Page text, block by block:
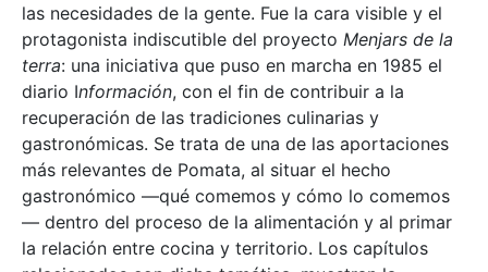
las necesidades de la gente. Fue la cara visible y el
protagonista indiscutible del proyecto Menjars de la
terra: una iniciativa que puso en marcha en 1985 el
diario Información, con el fin de contribuir a la
recuperación de las tradiciones culinarias y
gastronómicas. Se trata de una de las aportaciones
más relevantes de Pomata, al situar el hecho
gastronómico —qué comemos y cómo lo comemos
— dentro del proceso de la alimentación y al primar
la relación entre cocina y territorio. Los capítulos